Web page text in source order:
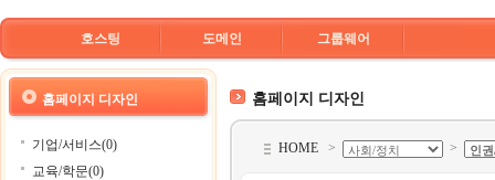
호스팅 도메인 그룹웨어
홈페이지 디자인
기업/서비스(0)
교육/학문(0)
홈페이지 디자인
HOME > >